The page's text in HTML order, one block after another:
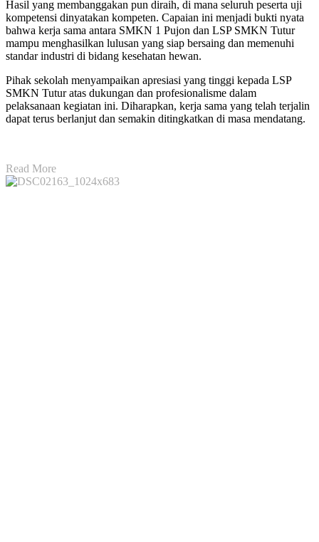
Hasil yang membanggakan pun diraih, di mana seluruh peserta uji
kompetensi dinyatakan kompeten. Capaian ini menjadi bukti nyata
bahwa kerja sama antara SMKN 1 Pujon dan LSP SMKN Tutur
mampu menghasilkan lulusan yang siap bersaing dan memenuhi
standar industri di bidang kesehatan hewan.
Pihak sekolah menyampaikan apresiasi yang tinggi kepada LSP
SMKN Tutur atas dukungan dan profesionalisme dalam
pelaksanaan kegiatan ini. Diharapkan, kerja sama yang telah terjalin
dapat terus berlanjut dan semakin ditingkatkan di masa mendatang.
Read More